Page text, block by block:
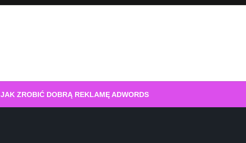
JAK ZROBIĆ DOBRĄ REKLAMĘ ADWORDS